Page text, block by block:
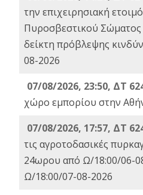
την επιχειρησιακή
Πυροσβεστικού
δείκτη πρόβλεψης
08-2026
07/08/2026, 23:50, ΔΤ
χώρο εμπορίου στην
07/08/2026, 17:57, ΔΤ
τις αγροτοδασικές
24ωρου από Ω/18:00/06-
Ω/18:00/07-08-2026